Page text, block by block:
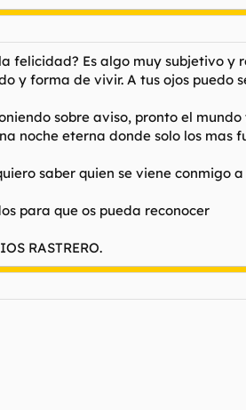
felicidad? Es algo muy subjetivo
y forma de vivir. A tus ojos puedo
sobre aviso, pronto el
noche eterna donde solo los
saber quien se viene conmigo
para que os pueda reconocer
RASTRERO.